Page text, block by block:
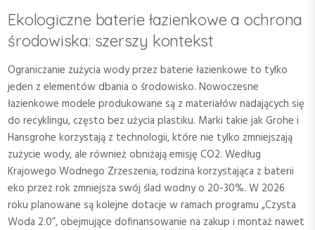
Ekologiczne baterie łazienkowe a ochrona
środowiska: szerszy kontekst
Ograniczanie zużycia wody przez baterie łazienkowe to tylko
jeden z elementów dbania o środowisko. Nowoczesne
łazienkowe modele produkowane są z materiałów nadających się
do recyklingu, często bez użycia plastiku. Marki takie jak Grohe i
Hansgrohe korzystają z technologii, które nie tylko zmniejszają
zużycie wody, ale również obniżają emisję CO2. Według
Krajowego Wodnego Zrzeszenia, rodzina korzystająca z baterii
eko przez rok zmniejsza swój ślad wodny o 20-30%. W 2026
roku planowane są kolejne dotacje w ramach programu „Czysta
Woda 2.0”, obejmujące dofinansowanie na zakup i montaż nawet